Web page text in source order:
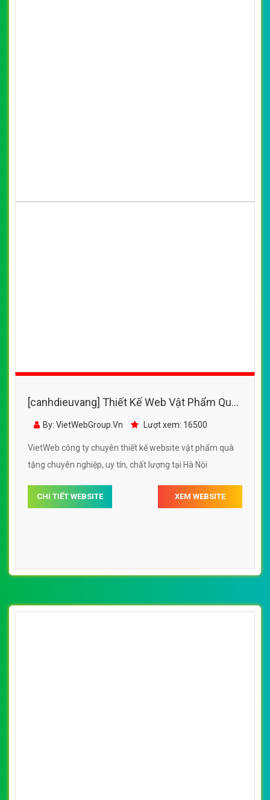
[canhdieuvang] Thiết Kế Web Vật Phẩm Quà
Tặng Top 1 đẹp, chuyên nghiệp chuẩn SEO
By: VietWebGroup.Vn Lượt xem: 16500
VietWeb công ty chuyên thiết kế website vật phẩm quà
tặng chuyên nghiệp, uy tín, chất lượng tại Hà Nội
CHI TIẾT WEBSITE XEM WEBSITE